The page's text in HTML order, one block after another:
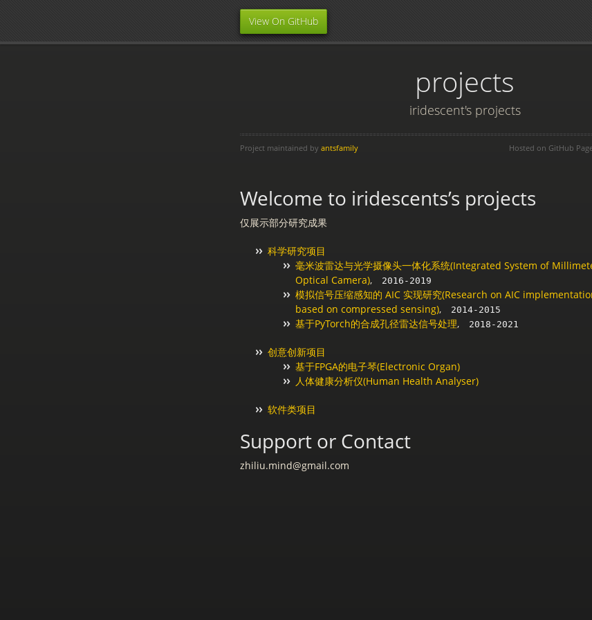
View On GitHub
projects
iridescent's projects
Project maintained by antsfamily Hosted on GitHub
Welcome to iridescents’s projects
仅展示部分研究成果
科学研究项目
毫米波雷达与光学摄像头一体化系统(Integrated System of
Optical Camera), 2016-2019
模拟信号压缩感知的 AIC 实现研究(Research on AIC
based on compressed sensing), 2014-2015
基于PyTorch的合成孔径雷达信号处理, 2018-2021
创意创新项目
基于FPGA的电子琴(Electronic Organ)
人体健康分析仪(Human Health Analyser)
软件类项目
Support or Contact
zhiliu.mind@gmail.com